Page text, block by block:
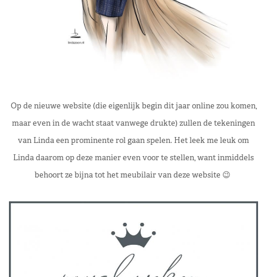
Op de nieuwe website (die eigenlijk begin dit jaar online zou komen,
maar even in de wacht staat vanwege drukte) zullen de tekeningen
van Linda een prominente rol gaan spelen. Het leek me leuk om
Linda daarom op deze manier even voor te stellen, want inmiddels
behoort ze bijna tot het meubilair van deze website 😉